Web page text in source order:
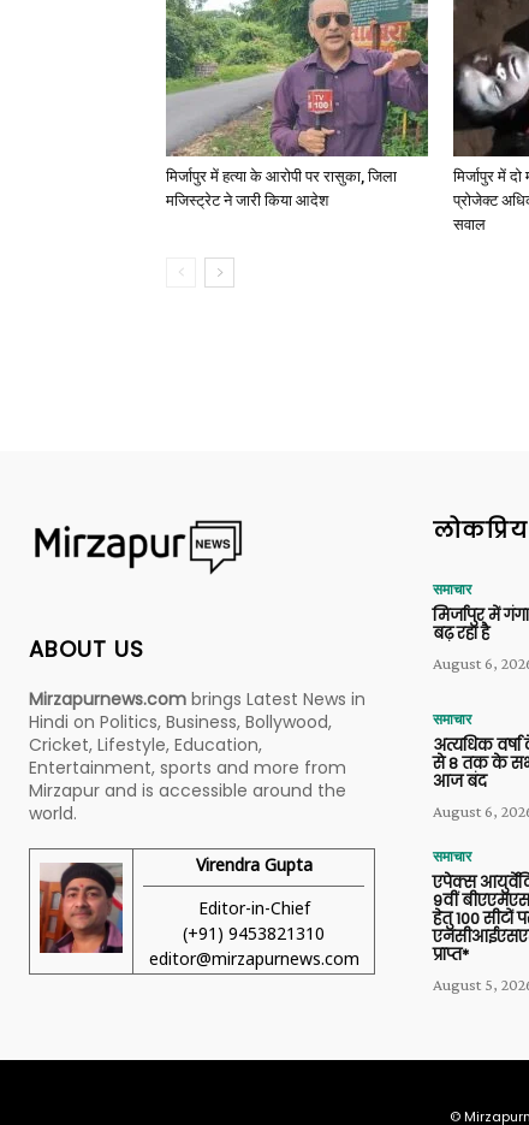
मिर्जापुर में हत्या के आरोपी पर रासुका, जिला
मजिस्ट्रेट ने जारी किया आदेश
मिर्जापुर में
प्रोजेक्ट
सवाल
ABOUT US
Mirzapurnews.com brings Latest News in
Hindi on Politics, Business, Bollywood,
Cricket, Lifestyle, Education,
Entertainment, sports and more from
Mirzapur and is accessible around the
world.
Virendra Gupta
Editor-in-Chief
(+91) 9453821310
editor@mirzapurnews.com
समाचार
मिर्जापुर में
बढ़ रहा है
August 6,
समाचार
अत्यधिक
से 8 तक के
आज बंद
August 6,
समाचार
एपेक्स
9वीं
हेतु 100 सीटों
प्राप्त*
August 5,
©